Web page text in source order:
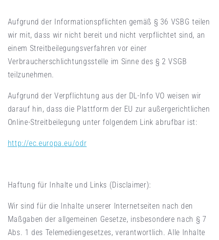
Aufgrund der Informationspflichten gemäß § 36 VSBG teilen
wir mit, dass wir nicht bereit und nicht verpflichtet sind, an
einem Streitbeilegungsverfahren vor einer
Verbraucherschlichtungsstelle im Sinne des § 2 VSGB
teilzunehmen.
Aufgrund der Verpflichtung aus der DL-Info VO weisen wir
darauf hin, dass die Plattform der EU zur außergerichtlichen
Online-Streitbeilegung unter folgendem Link abrufbar ist:
http://ec.europa.eu/odr
Haftung für Inhalte und Links (Disclaimer):
Wir sind für die Inhalte unserer Internetseiten nach den
Maßgaben der allgemeinen Gesetze, insbesondere nach § 7
Abs. 1 des Telemediengesetzes, verantwortlich. Alle Inhalte